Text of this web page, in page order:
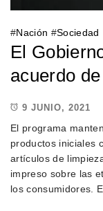
#Nación #Sociedad
El
acuerdo
9 JUNIO, 2021
El programa
productos iniciales
artículos de
impreso sobre las
los consumidores.